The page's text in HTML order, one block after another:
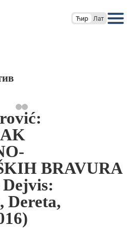
Ћир Лат
BRAVURA
, Dereta,